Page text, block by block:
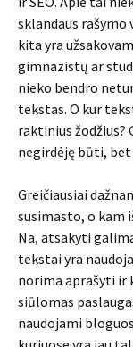
sklandaus rašymo
kita yra
gimnazistų ar
nieko bendro
tekstas. O kur
raktinius žodžius?
negirdėję būti,
Greičiausiai
susimasto, o kam
Na, atsakyti
tekstai yra
norima aprašyti
siūlomas
naudojami